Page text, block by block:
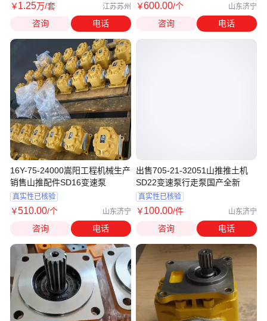
￥1.25万/套 江苏苏州
咨询 电话
16Y-75-24000嵩阳工程机械生产
销售山推配件SD16变速泵
真实性已核验
￥510.00/个 山东济宁
咨询 电话
￥600.00/个 山东济宁
咨询 电话
出售705-21-32051山推推土机
SD22变速泵行走泵国产全新
真实性已核验
￥100.00/件 山东济宁
咨询 电话